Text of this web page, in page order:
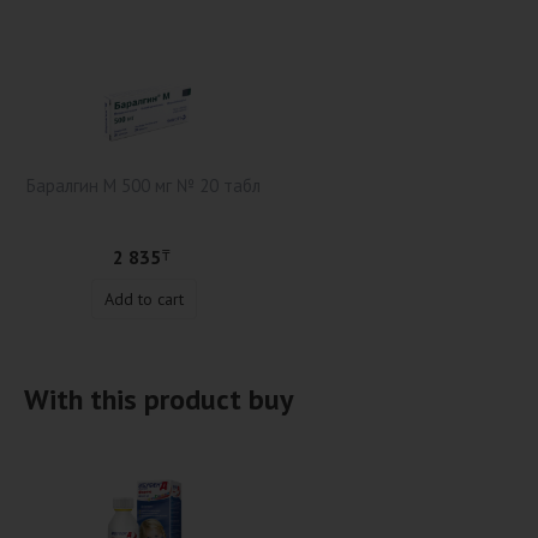
2 835₸
Add to cart
With this product buy